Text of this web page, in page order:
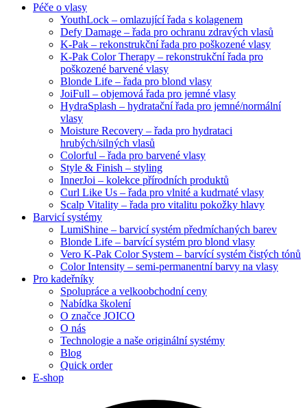
Péče o vlasy
YouthLock – omlazující řada s kolagenem
Defy Damage – řada pro ochranu zdravých vlasů
K-Pak – rekonstrukční řada pro poškozené vlasy
K-Pak Color Therapy – rekonstrukční řada pro
poškozené barvené vlasy
Blonde Life – řada pro blond vlasy
JoiFull – objemová řada pro jemné vlasy
HydraSplash – hydratační řada pro jemné/normální
vlasy
Moisture Recovery – řada pro hydrataci
hrubých/silných vlasů
Colorful – řada pro barvené vlasy
Style & Finish – styling
InnerJoi – kolekce přírodních produktů
Curl Like Us – řada pro vlnité a kudrnaté vlasy
Scalp Vitality – řada pro vitalitu pokožky hlavy
Barvicí systémy
LumiShine – barvicí systém předmíchaných barev
Blonde Life – barvící systém pro blond vlasy
Vero K-Pak Color System – barvící systém čistých tónů
Color Intensity – semi-permanentní barvy na vlasy
Pro kadeřníky
Spolupráce a velkoobchodní ceny
Nabídka školení
O značce JOICO
O nás
Technologie a naše originální systémy
Blog
Quick order
E-shop